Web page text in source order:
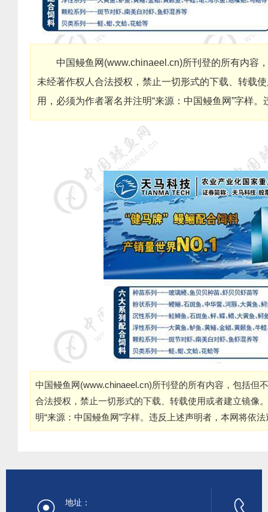
中国鳗鱼网 (www.chinaeel.cn)所刊登的所有内容
未经著作权人合法授权，禁止一切形式的下载、转载
用，必须为作者署名并注明“来源：中国鳗鱼网”字样
中国鳗鱼网(www.chinaeel.cn)所刊登的所有内容，包括但
合法授权，禁止一切形式的下载、转载使用或者建立镜像
明“来源：中国鳗鱼网”字样。违反上述声明者，本网将依
地址：